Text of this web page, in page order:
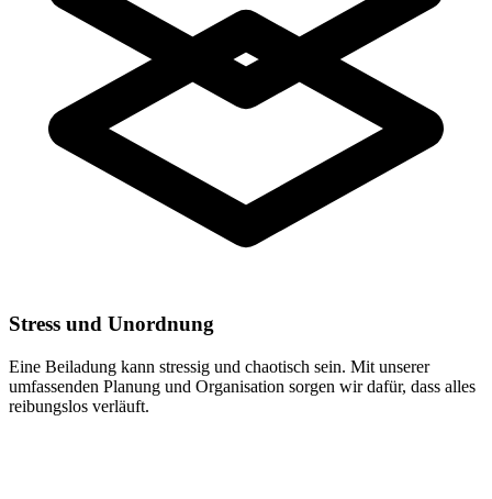
Stress und Unordnung
Eine Beiladung kann stressig und chaotisch sein. Mit unserer
umfassenden Planung und Organisation sorgen wir dafür, dass alles
reibungslos verläuft.